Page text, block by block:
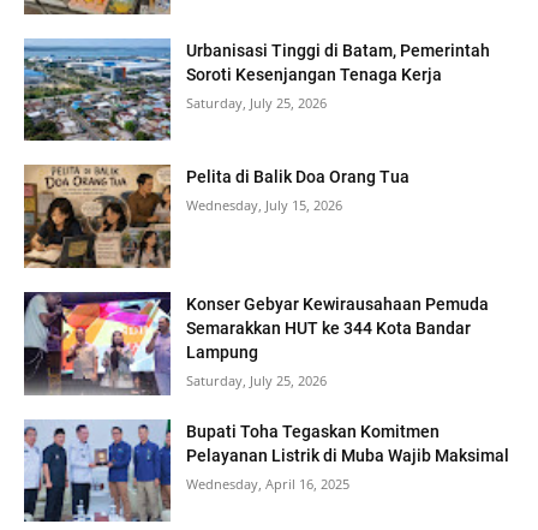
Urbanisasi Tinggi di Batam, Pemerintah
Soroti Kesenjangan Tenaga Kerja
Saturday, July 25, 2026
Pelita di Balik Doa Orang Tua
Wednesday, July 15, 2026
Konser Gebyar Kewirausahaan Pemuda
Semarakkan HUT ke 344 Kota Bandar
Lampung
Saturday, July 25, 2026
Bupati Toha Tegaskan Komitmen
Pelayanan Listrik di Muba Wajib Maksimal
Wednesday, April 16, 2025